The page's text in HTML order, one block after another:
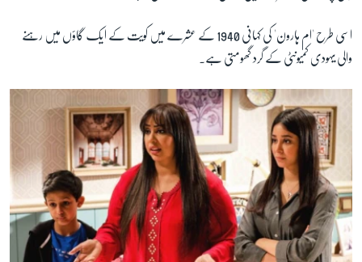
اسی طرح 'ام ہارون' کی کہانی 1940 کے عشرے میں کویت کے ایک گاؤں میں رہنے
والی یہودی کمیونٹی کے گرد گھومتی ہے۔